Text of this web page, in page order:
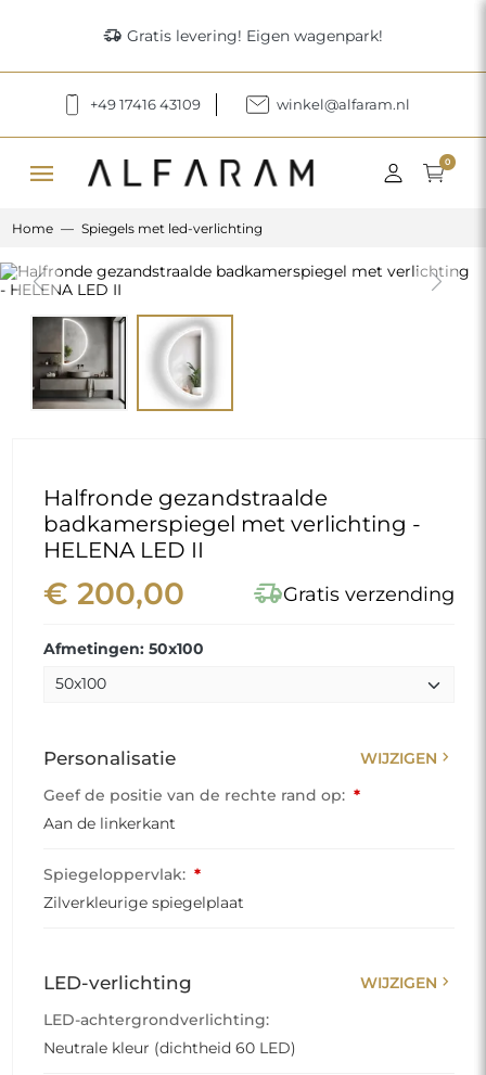
delivery_truck_speed Gratis levering! Eigen wagenpark!
+49 17416 43109 winkel@alfaram.nl
menu 0
Home Spiegels met led-verlichting
Previous Next
Halfronde gezandstraalde
badkamerspiegel met verlichting -
HELENA LED II
€ 200,00 delivery_truck_speedGratis verzending
Afmetingen: 50x100
Personalisatie WIJZIGEN chevron_right
Geef de positie van de rechte rand op: *
Aan de linkerkant
Spiegeloppervlak: *
Zilverkleurige spiegelplaat
LED-verlichting WIJZIGEN chevron_right
LED-achtergrondverlichting:
Neutrale kleur (dichtheid 60 LED)